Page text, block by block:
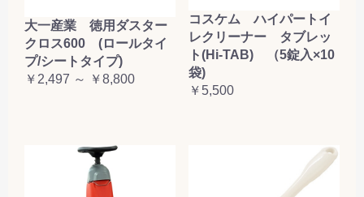
大一産業 徳用ダスター
クロス600 (ロールタイ
プ/シートタイプ)
￥2,497 ～ ￥8,800
コスケム ハイパートイ
レクリーナー タブレッ
ト(Hi-TAB) （5錠入×10
袋)
￥5,500